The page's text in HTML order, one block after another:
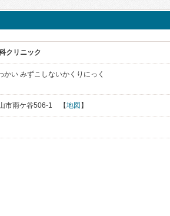
クリニック
かい みずこしないかくりにっく
市雨ケ谷506-1 【地図 】